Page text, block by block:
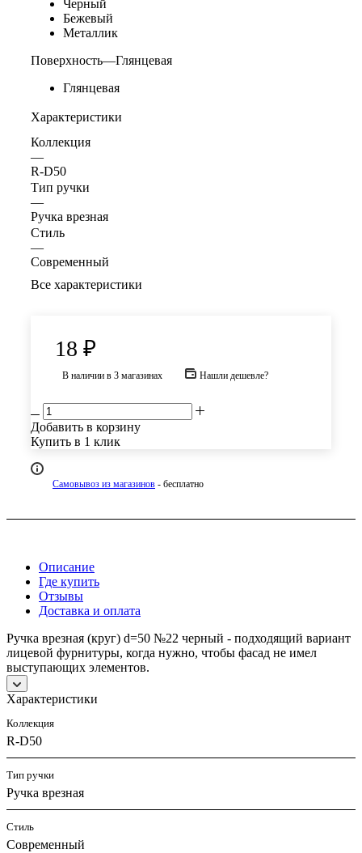
Черный
Бежевый
Металлик
Поверхность—Глянцевая
Глянцевая
Характеристики
Коллекция
—
R-D50
Тип ручки
—
Ручка врезная
Стиль
—
Современный
Все характеристики
18 ₽
В наличии в 3 магазинах Нашли дешевле?
Добавить в корзину
Купить в 1 клик
Самовывоз из магазинов - бесплатно
Описание
Где купить
Отзывы
Доставка и оплата
Ручка врезная (круг) d=50 №22 черный - подходящий вариант
лицевой фурнитуры, когда нужно, чтобы фасад не имел
выступающих элементов.
Характеристики
Коллекция
R-D50
Тип ручки
Ручка врезная
Стиль
Современный